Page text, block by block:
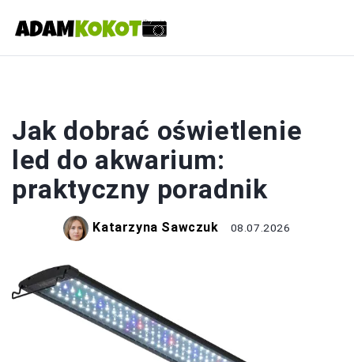
Jak dobrać oświetlenie
led do akwarium:
praktyczny poradnik
Katarzyna Sawczuk 08.07.2026